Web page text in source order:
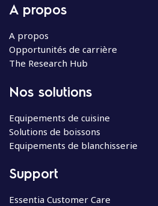
A propos
A propos
Opportunités de carrière
The Research Hub
Nos solutions
Equipements de cuisine
Solutions de boissons
Equipements de blanchisserie
Support
Essentia Customer Care